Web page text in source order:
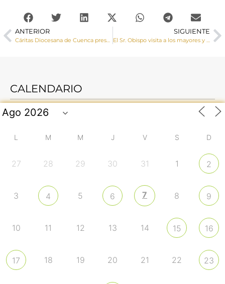
ANTERIOR
Cáritas Diocesana de Cuenca presenta el IX Informe Foessa, sobre exclusión y desarrollo social en Castilla-La Mancha
SIGUIENTE
El Sr. Obispo visita a los mayores y preside las confirmaciones en su Visita Pastoral a Landete
CALENDARIO
L M M J V S D
27 28 29 30 31 1 2
3 4 5 6 7 8 9
10 11 12 13 14 15 16
17 18 19 20 21 22 23